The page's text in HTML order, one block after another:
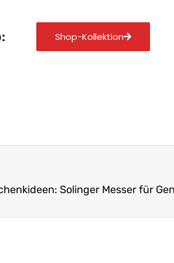
Shop-Kollektion
Solinger Messer für